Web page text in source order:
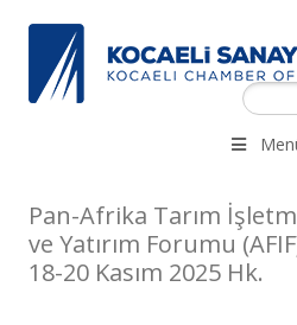
KSO 3500’ü aşkın sanayi
Merkez, Çayırova, Dilovası, Gebze
Pan-Afrika Tarım
ve Yatırım Forumu
18-20 Kasım 2025 Hk.